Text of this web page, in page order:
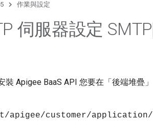
作業與設定
伺服器設定 SMTP
裝 Apigee BaaS API 您要在「後端堆疊
apigee/customer/